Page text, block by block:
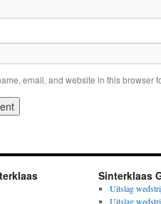
email, and website in this browser
Sinterklaas
Uitslag
Uitslag